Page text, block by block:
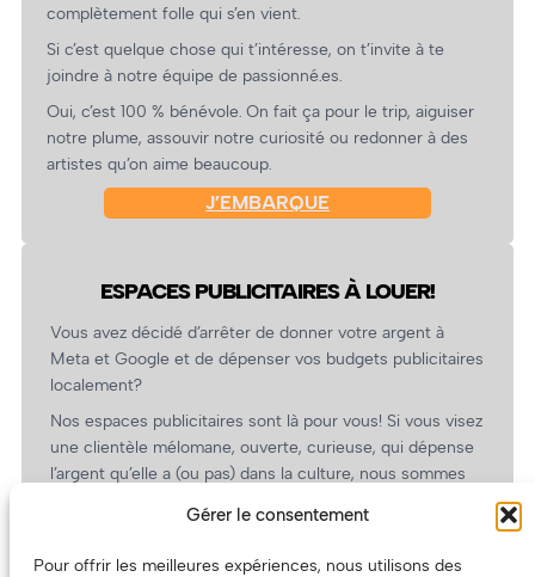
Gérer le consentement
Pour offrir les meilleures expériences, nous utilisons des
complètement folle qui s’en vient.
Si c’est quelque chose qui t’intéresse, on t’invite à te
joindre à notre équipe de passionné.es.
Oui, c’est 100 % bénévole. On fait ça pour le trip, aiguiser
notre plume, assouvir notre curiosité ou redonner à des
artistes qu’on aime beaucoup.
J’EMBARQUE
ESPACES PUBLICITAIRES À LOUER!
Vous avez décidé d’arrêter de donner votre argent à
Meta et Google et de dépenser vos budgets publicitaires
localement?
Nos espaces publicitaires sont là pour vous! Si vous visez
une clientèle mélomane, ouverte, curieuse, qui dépense
l’argent qu’elle a (ou pas) dans la culture, nous sommes
revient.